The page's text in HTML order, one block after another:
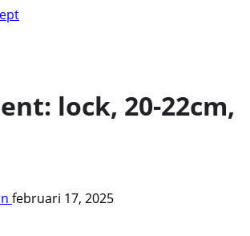
lock, 20-22cm,
februari 17, 2025